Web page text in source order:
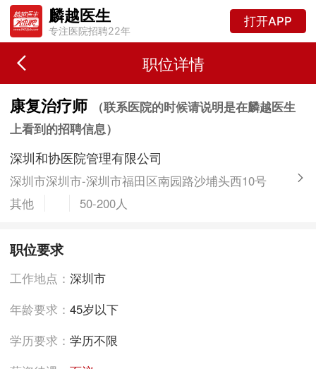
麟越医生
专注医院招聘22年
打开APP
职位详情
康复治疗师
（联系医院的时候请说明是在麟越医生
上看到的招聘信息）
深圳和协医院管理有限公司
深圳市深圳市-深圳市福田区南园路沙埔头西10号
其他
50-200人
职位要求
工作地点：深圳市
年龄要求：45岁以下
学历要求：学历不限